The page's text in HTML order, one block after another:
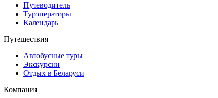
Путеводитель
Туроператоры
Календарь
Путешествия
Автобусные туры
Экскурсии
Отдых в Беларуси
Компания